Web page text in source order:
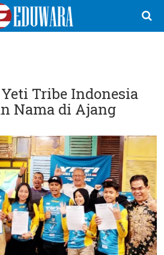
Ikuti Kami di:
Tribe Indonesia
Nama di Ajang